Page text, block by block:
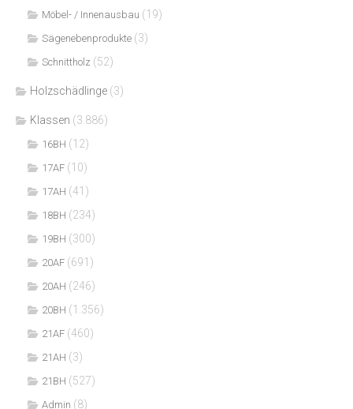
Möbel- / Innenausbau (19)
Sägenebenprodukte (3)
Schnittholz (52)
Holzschädlinge (3)
Klassen (3.886)
16BH (12)
17AF (10)
17AH (41)
18BH (234)
19BH (300)
20AF (691)
20AH (246)
20BH (1.356)
21AF (460)
21AH (3)
21BH (527)
Admin (8)